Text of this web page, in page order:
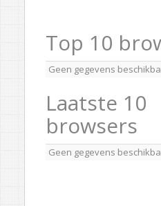
Top 10
Geen gegevens
Laatste 10
browsers
Geen gegevens